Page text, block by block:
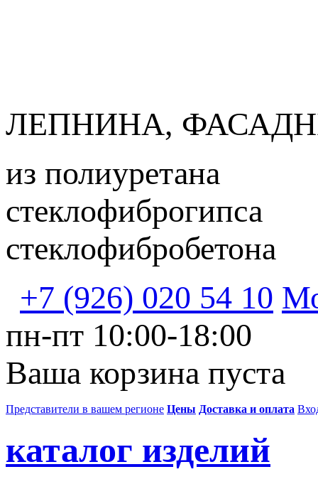
ЛЕПНИНА,
из полиуретана
стеклофиброгипса
стеклофибробетона
+7 (926) 020 54 10
пн-пт 10:00-18:00
Ваша корзина пуста
Представители в вашем регионе Цены Доставка и оплата
каталог изделий